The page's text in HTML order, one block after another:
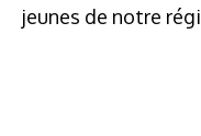
jeunes de notre